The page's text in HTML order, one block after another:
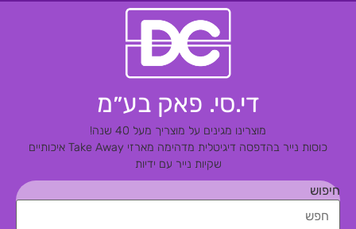
די.סי. פאק בע״מ
מוצרינו מגינים על מוצריך מעל 40 שנה!
כוסות נייר בהדפסה דיגיטלית מדהימהמארזי Take Away איכותיים
שקיות נייר עם ידיות
חיפוש